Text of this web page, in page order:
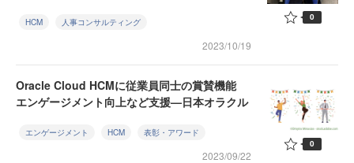
HCM 人事コンサルティング
2023/10/19
0
Oracle Cloud HCMに従業員同士の賞賛機能
エンゲージメント向上など支援—日本オラクル
エンゲージメント HCM 表彰・アワード
2023/09/22
0